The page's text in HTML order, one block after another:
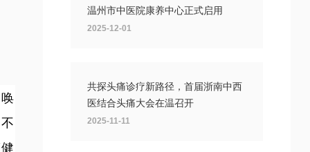
温州市中医院康养中心正式启用
2025-12-01
共探头痛诊疗新路径，首届浙南中西
医结合头痛大会在温召开
2025-11-11